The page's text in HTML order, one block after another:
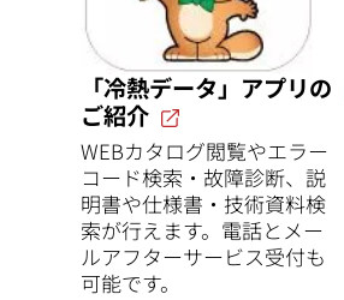
「冷熱データ」アプリの
ご紹介
WEBカタログ閲覧やエラー
コード検索・故障診断、説
明書や仕様書・技術資料検
索が行えます。電話とメー
ルアフターサービス受付も
可能です。